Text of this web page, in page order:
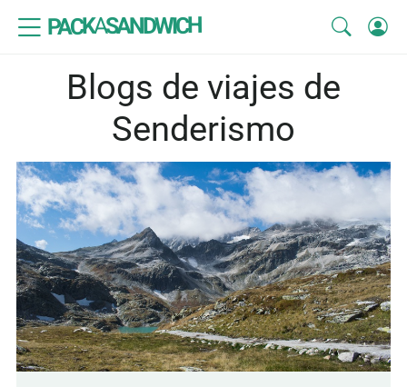
PACKASANDWICH
Blogs de viajes de
Senderismo